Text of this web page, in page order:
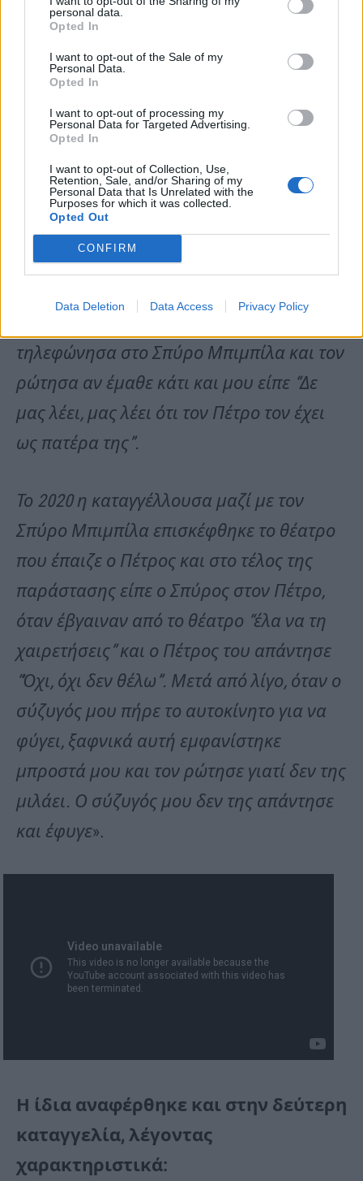
personal data.
Opted In
I want to opt-out of the Sale of my
Personal Data.
Opted In
I want to opt-out of processing my
Personal Data for Targeted Advertising.
Opted In
I want to opt-out of Collection, Use,
Retention, Sale, and/or Sharing of my
Personal Data that Is Unrelated with the
Purposes for which it was collected.
Opted Out
CONFIRM
Data Deletion Data Access Privacy Policy
της καταγγέλλουσας, Και την ρωτήσαμε
και εγώ και ο Σπύρος τι συμβαίνει με την
κόρη της και αφού της εξιστόρησα όλα τα
ανωτέρω και την συμπεριφορά που είχε
απέναντί στον Πέτρο, χωρίς όμως να
μπορεί να δώσει μια εξήγηση λέγοντας
μου “Δεν ξέρω, δε μου έχει πει τίποτα”.
Εγώ δε, της ζήτησα ως μητέρα της να
επέμβει και να ζητήσει να σταματήσει
τηλεφώνησα στο Σπύρο Μπιμπίλα και τον
ρώτησα αν έμαθε κάτι και μου είπε “Δε
μας λέει, μας λέει ότι τον Πέτρο τον έχει
ως πατέρα της”.
Το 2020 η καταγγέλλουσα μαζί με τον
Σπύρο Μπιμπίλα επισκέφθηκε το θέατρο
που έπαιζε ο Πέτρος και στο τέλος της
παράστασης είπε ο Σπύρος στον Πέτρο,
όταν έβγαιναν από το θέατρο “έλα να τη
χαιρετήσεις” και ο Πέτρος του απάντησε
“Όχι, όχι δεν θέλω”. Μετά από λίγο, όταν ο
σύζυγός μου πήρε το αυτοκίνητο για να
φύγει, ξαφνικά αυτή εμφανίστηκε
μπροστά μου και τον ρώτησε γιατί δεν της
μιλάει. Ο σύζυγός μου δεν της απάντησε
και έφυγε».
Η ίδια αναφέρθηκε και στην δεύτερη
καταγγελία, λέγοντας
χαρακτηριστικά: